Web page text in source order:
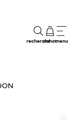
rechercheachatmenu